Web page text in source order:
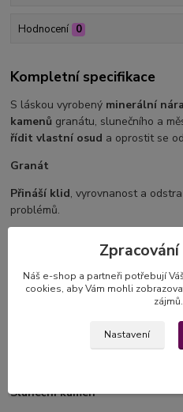
Hodnocení 0
Kompletní specifikace
S láskou vyrobený minerální
kamenů granátu, slunečního a
řídit vlastní osud a oprostit se
Granát
Přináší klid, vyrovnanost a
problémů.
Zvyšuje intuici a empatii.
situace. Posiluje vnitřní sílu,
menstruací. Udržuje v rovnováze
nerovnováhu a pomáhá naladit
Sluneční kámen
Náš e-shop a partneři potřebují
cookies, aby Vám mohli
zájmů.
Nastavení